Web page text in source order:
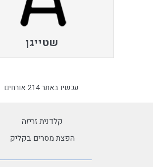
שטייגן
עכשיו באתר 214 אורחים
קלדנית זריזה
הפצת מסרים בקליק